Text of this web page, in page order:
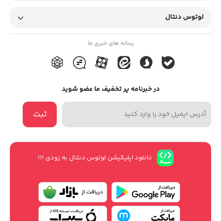
دما بین 35 تا 70 درجه سانتی‌گراد را دارد.
ساخت ایران:کامپوزیت وارمر تیکا دنت
پلاس ساخت ایران است.
لوتوس دنتالارایه دهنده انواعتجهیزات
دندانپزشکیبا بهترین قیمت و بالاترین کیفیت
لوتوس دنتال
از سال 1402 فعالیت
خود را در زمینه عرضه لوازم دندانپزشکی آغاز
کرده است. در این مجموعه سعی بر این‌بوده
جهت ایجاد مجموعه ای کامل و بی عیب و
نقص برداشته شود. برای راه اندازی یک مطب
لوتوس دنتال
رسانه های خبری ما
در خبرنامه پر تخفیف ما عضو شوید
ثبت
دانلود اپلیکیشن لوتوس دنتال به زودی !!!